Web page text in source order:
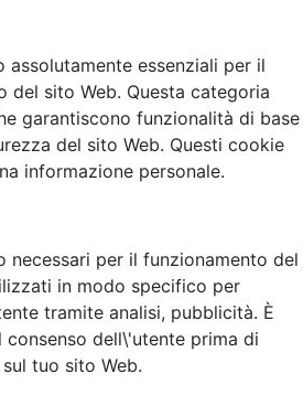
assolutamente essenziali per il
del sito Web. Questa categoria
garantiscono funzionalità di base
del sito Web. Questi cookie
informazione personale.
necessari per il funzionamento del
in modo specifico per
tramite analisi, pubblicità. È
dell\'utente prima di
tuo sito Web.